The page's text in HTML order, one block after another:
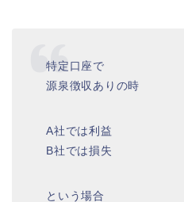
特定口座で
源泉徴収ありの時
A社では利益
B社では損失
という場合